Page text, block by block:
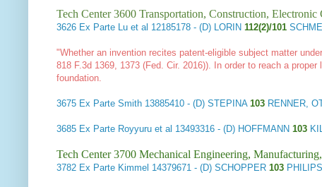
Tech Center 3600 Transportation, Construction,
3626 Ex Parte Lu et al 12185178 - (D) LORIN 112(2)/101
"Whether an invention recites patent-eligible subject matter
818 F.3d 1369, 1373 (Fed. Cir. 2016)). In order to reach a
foundation.
3675 Ex Parte Smith 13885410 - (D) STEPINA 103 RENNER,
3685 Ex Parte Royyuru et al 13493316 - (D) HOFFMANN 103
Tech Center 3700 Mechanical Engineering,
3782 Ex Parte Kimmel 14379671 - (D) SCHOPPER 103